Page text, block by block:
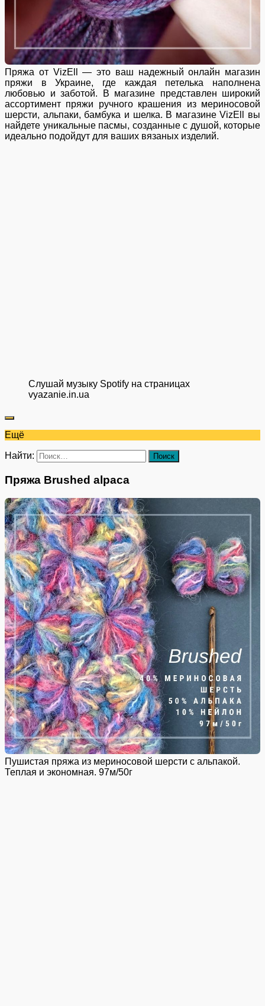
Пряжа от VizEll — это ваш надежный онлайн магазин
пряжи в Украине, где каждая петелька наполнена
любовью и заботой. В магазине представлен широкий
ассортимент пряжи ручного крашения из мериносовой
шерсти, альпаки, бамбука и шелка. В магазине VizEll вы
найдете уникальные пасмы, созданные с душой, которые
идеально подойдут для ваших вязаных изделий.
Слушай музыку Spotify на страницах
vyazanie.in.ua
Ещё
Найти:
Пряжа Brushed alpaca
Пушистая пряжа из мериносовой шерсти с альпакой.
Теплая и экономная. 97м/50г